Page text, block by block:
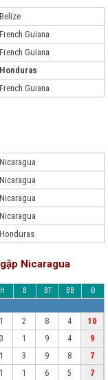
Belize
French Guiana
French Guiana
Honduras
French Guiana
Nicaragua
Nicaragua
Nicaragua
Nicaragua
Honduras
Nicaragua
H B BT BB Đ
1 2 8 4
10
3 1 9 4
9
1 3 9 8
7
1 1 6 5 7